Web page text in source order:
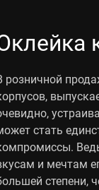
розничной
стать
и мечтам
степени,